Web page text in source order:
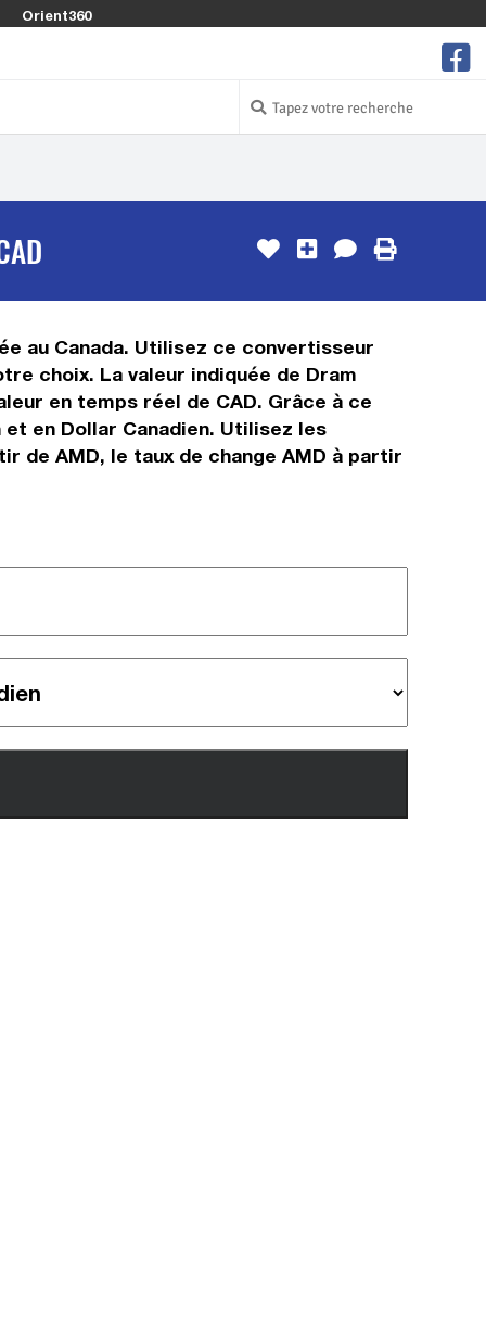
Orient360
au Canada. Utilisez ce convertisseur
choix. La valeur indiquée de Dram
en temps réel de CAD. Grâce à ce
en Dollar Canadien. Utilisez les
de AMD, le taux de change AMD à partir